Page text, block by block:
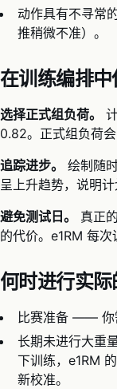
动作具有不寻常
推稍微不准）。
在训练编排
选择正式组负荷。
0.82。正式组负荷会
追踪进步。
绘制随
呈上升趋势，说明计
避免测试日。
真正
的代价。e1RM 每次
何时进行实
比赛准备 —— 你
长期未进行大重
下训练，e1RM
新校准。